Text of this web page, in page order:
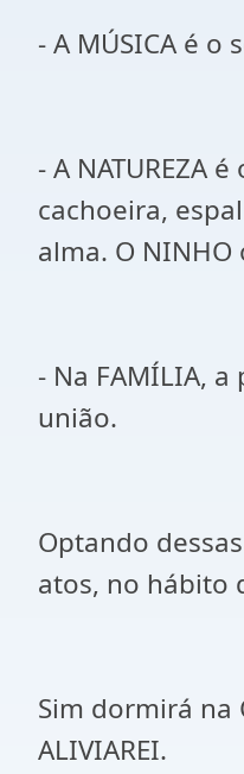
- A MÚSICA é
- A NATUREZA
cachoeira,
alma. O NINHO
- Na FAMÍLIA,
união.
Optando
atos, no hábito
Sim dormirá na
ALIVIAREI.